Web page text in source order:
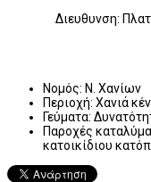
Διευθυνση:
Νομός: Ν. Χανίων
Περιοχή: Χανιά
Γεύματα:
Παροχές
κατοικίδιου